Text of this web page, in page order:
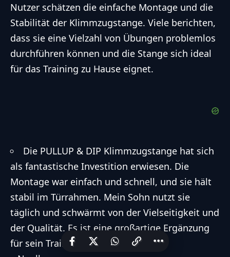
Nutzer schätzen die einfache Montage und die
Stabilität der Klimmzugstange. Viele berichten,
dass sie eine Vielzahl von Übungen problemlos
durchführen können und die Stange sich ideal
für das Training zu Hause eignet.
Die PULLUP & DIP Klimmzugstange hat sich
als fantastische Investition erwiesen. Die
Montage war einfach und schnell, und sie hält
stabil im Türrahmen. Mein Sohn nutzt sie
täglich und schwärmt von der Vielseitigkeit und
der Qualität. Es ist eine großartige Ergänzung
für sein Training zu Hause.